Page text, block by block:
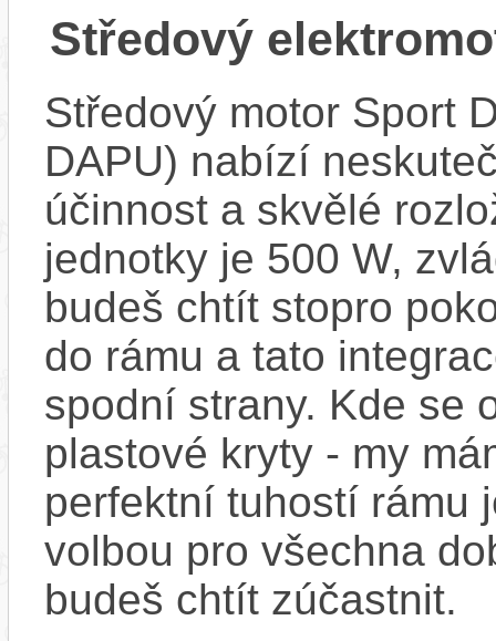
Středový
Středový motor Sport
DAPU) nabízí
účinnost a skvělé
jednotky je 500 W,
budeš chtít stopro
do rámu a tato
spodní strany. Kde se
plastové kryty - my
perfektní tuhostí rámu
volbou pro všechna
budeš chtít zúčastnit.